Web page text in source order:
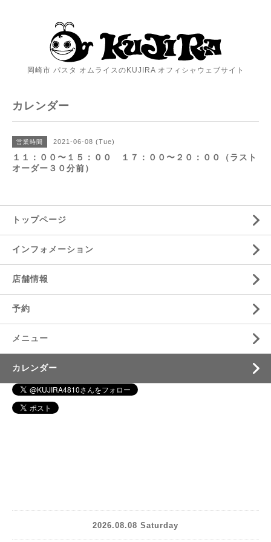
岡崎市 パスタ オムライスのKUJIRA オフィシャウェブサイト
カレンダー
営業時間 2021-06-08 (Tue)
１１：００〜１５：００ １７：００〜２０：００（ラスト
オーダー３０分前）
トップページ
インフォメーション
店舗情報
予約
メニュー
カレンダー
2026.08.08 Saturday